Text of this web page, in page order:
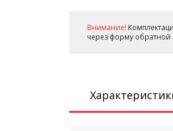
Внимание!
через форму обратной